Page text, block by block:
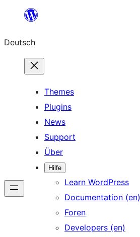
springen
Deutsch
Themes
Plugins
News
Support
Über
Hilfe
Learn WordPress
Documentation (en)
Foren
Developers (en)